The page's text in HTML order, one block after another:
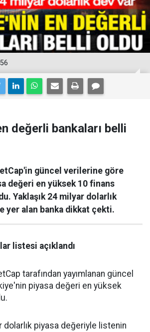
değerli bankaları belli
güncel verilerine göre
değeri en yüksek 10 finans
Yaklaşık 24 milyar dolarlık
yer alan banka dikkat çekti.
listesi açıklandı
tarafından yayımlanan güncel
piyasa değeri en yüksek
dolarlık piyasa değeriyle listenin